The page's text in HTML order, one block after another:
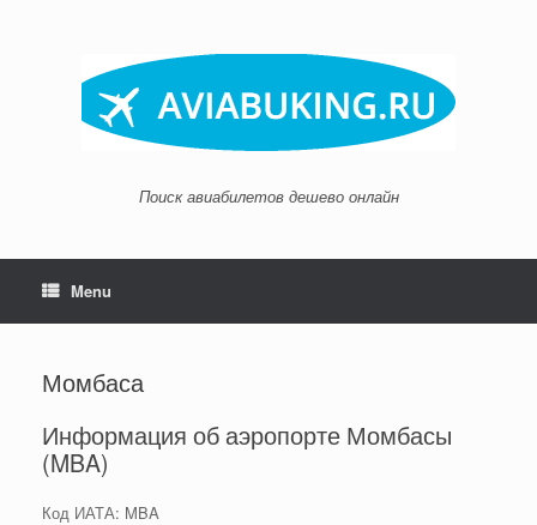
Поиск авиабилетов дешево онлайн
Menu
Момбаса
Информация об аэропорте Момбасы
(MBA)
Код ИАТА: MBA